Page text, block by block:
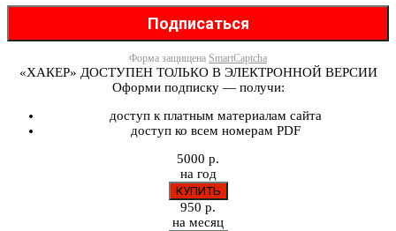
Форма защищена SmartCaptcha
«ХАКЕР» ДОСТУПЕН ТОЛЬКО В ЭЛЕКТРОННОЙ ВЕРСИИ
Оформи подписку — получи:
доступ к платным материалам сайта
доступ ко всем номерам PDF
5000 р.
на год
950 р.
на месяц